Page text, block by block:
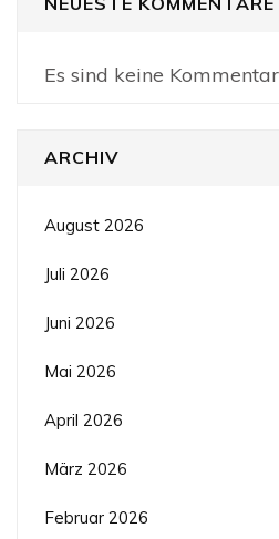
Es sind keine
ARCHIV
August 2026
Juli 2026
Juni 2026
Mai 2026
April 2026
März 2026
Februar 2026